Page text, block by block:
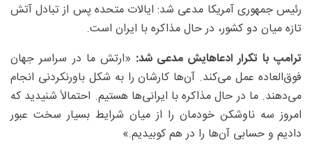
رئیس جمهوری آمریکا مدعی شد: ایالات متحده پس از تبادل آتش
تازه میان دو کشور، در حال مذاکره با ایران است.
ترامپ با تکرار ادعاهایش مدعی شد: «ارتش ما در سراسر جهان
فوق‌العاده عمل می‌کند. آن‌ها کارشان را به شکل باورنکردنی انجام
می‌دهند. ما در حال مذاکره با ایرانی‌ها هستیم. احتمالاً شنیدید که
امروز سه ناوشکن خودمان را از میان شرایط بسیار سخت عبور
دادیم و حسابی آن‌ها را در هم کوبیدیم.»